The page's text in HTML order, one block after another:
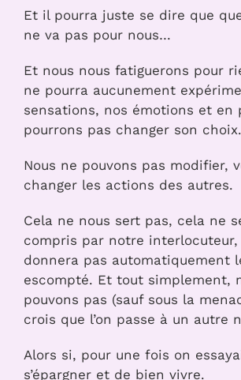
Et il pourra juste se dire que
ne va pas pour nous…
Et nous nous fatiguerons pour
ne pourra aucunement
sensations, nos émotions et en
pourrons pas changer son choix.
Nous ne pouvons pas modifier,
changer les actions des autres.
Cela ne nous sert pas, cela ne
compris par notre
donnera pas automatiquement
escompté. Et tout simplement,
pouvons pas (sauf sous la
crois que l’on passe à un autre
Alors si, pour une fois on
s’épargner et de bien vivre.